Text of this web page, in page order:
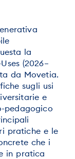
la
(2026–
da Movetia.
sugli usi
e
pedagogico
pratiche e le
che i
in pratica